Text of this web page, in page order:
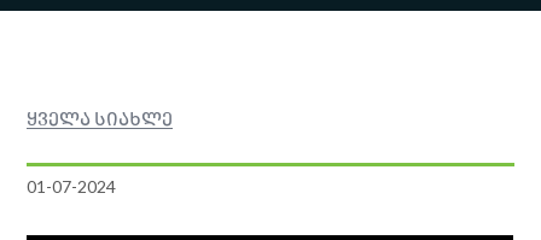
ყველა სიახლე
01-07-2024